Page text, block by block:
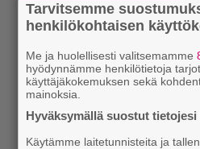
Tarvitsemme
henkilökohtaisen
Me ja huolellisesti valitsemamme
hyödynnämme henkilötietoja
käyttäjäkokemuksen sekä
mainoksia.
Hyväksymällä suostut
Käytämme laitetunnisteita ja